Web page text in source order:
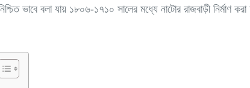
ভাবে বলা যায় ১৮০৬-১৭১০ সালের মধ্যে নাটোর রাজবাড়ী নির্মাণ